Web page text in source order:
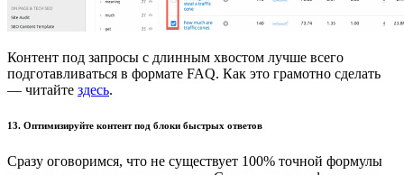
Контент под запросы с длинным хвостом лучше всего
подготавливаться в формате FAQ. Как это грамотно сделать
— читайте здесь.
13. Оптимизируйте контент под блоки быстрых ответов
Сразу оговоримся, что не существует 100% точной формулы